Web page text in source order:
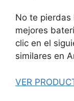
No te
mejores
clic en el
similares en
VER